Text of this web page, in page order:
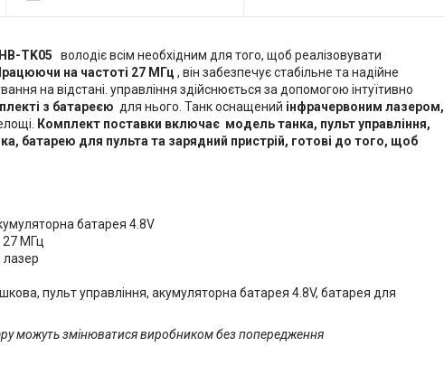
TK05
володіє всім необхідним для того, щоб реалізовувати
на частоті 27 МГц , він забезпечує стабільне та надійне
на відстані. управління здійснюється за допомогою інтуїтивно
з батареєю для нього. Танк оснащений інфрачервоним лазером,
Комплект поставки включає модель танка, пульт управління,
батарею для пульта та зарядний пристрій, готові до того, щоб
батарея 4.8V
27 МГц
лазер
пульт управління, акумуляторна батарея 4.8V, батарея для
можуть змінюватися виробником без попередження